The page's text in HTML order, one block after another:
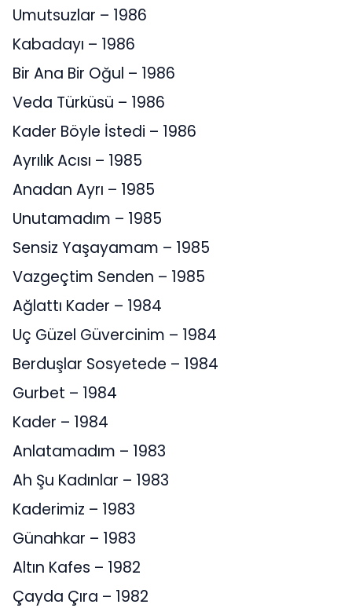
Umutsuzlar – 1986
Kabadayı – 1986
Bir Ana Bir Oğul – 1986
Veda Türküsü – 1986
Kader Böyle İstedi – 1986
Ayrılık Acısı – 1985
Anadan Ayrı – 1985
Unutamadım – 1985
Sensiz Yaşayamam – 1985
Vazgeçtim Senden – 1985
Ağlattı Kader – 1984
Uç Güzel Güvercinim – 1984
Berduşlar Sosyetede – 1984
Gurbet – 1984
Kader – 1984
Anlatamadım – 1983
Ah Şu Kadınlar – 1983
Kaderimiz – 1983
Günahkar – 1983
Altın Kafes – 1982
Çayda Çıra – 1982